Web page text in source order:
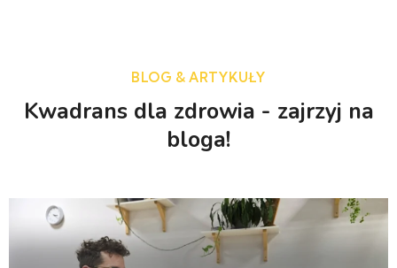
BLOG & ARTYKUŁY
Kwadrans dla zdrowia - zajrzyj na
bloga!